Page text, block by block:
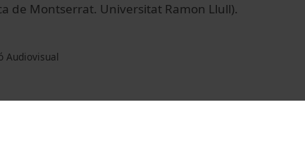
de Montserrat. Universitat Ramon Llull).
Audiovisual